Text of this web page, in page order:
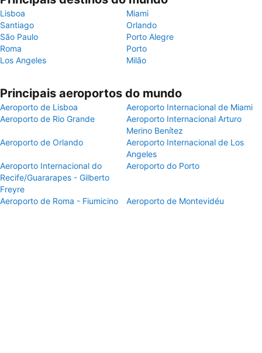
Lisboa
Miami
Santiago
Orlando
São Paulo
Porto Alegre
Roma
Porto
Los Angeles
Milão
Principais aeroportos do mundo
Aeroporto de Lisboa
Aeroporto Internacional de Miami
Aeroporto de Rio Grande
Aeroporto Internacional Arturo
Merino Benítez
Aeroporto de Orlando
Aeroporto Internacional de Los
Angeles
Aeroporto Internacional do
Recife/Guararapes - Gilberto
Freyre
Aeroporto do Porto
Aeroporto de Roma - Fiumicino Aeroporto de Montevidéu